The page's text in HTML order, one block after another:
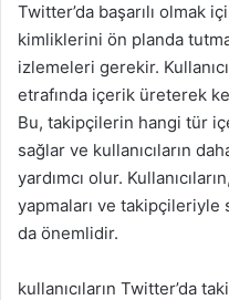
Twitter’da başarılı olmak
kimliklerini ön planda
izlemeleri gerekir.
etrafında içerik üreterek
Bu, takipçilerin hangi tür
sağlar ve kullanıcıların
yardımcı olur.
yapmaları ve
da önemlidir.
kullanıcıların Twitter’da